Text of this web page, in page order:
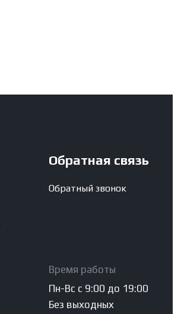
Обратная связь
Обратный звонок
Время работы
Пн-Вс с 9:00 до 19:00
Без выходных